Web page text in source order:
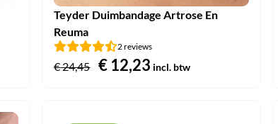
Teyder Duimbandage Artrose En
Reuma
2 reviews
€24,45
Oorspronkelijke
€ 12,23Huidige
incl. btw